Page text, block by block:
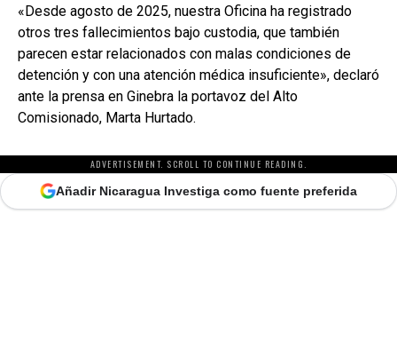
«Desde agosto de 2025, nuestra Oficina ha registrado
otros tres fallecimientos bajo custodia, que también
parecen estar relacionados con malas condiciones de
detención y con una atención médica insuficiente», declaró
ante la prensa en Ginebra la portavoz del Alto
Comisionado, Marta Hurtado.
ADVERTISEMENT. SCROLL TO CONTINUE READING.
Añadir Nicaragua Investiga como fuente preferida